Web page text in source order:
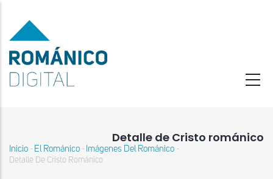
contenido
principal
Detalle de Cristo románico
Sobrescribir
Inicio - El Románico - Imágenes Del Románico -
Detalle De Cristo Románico